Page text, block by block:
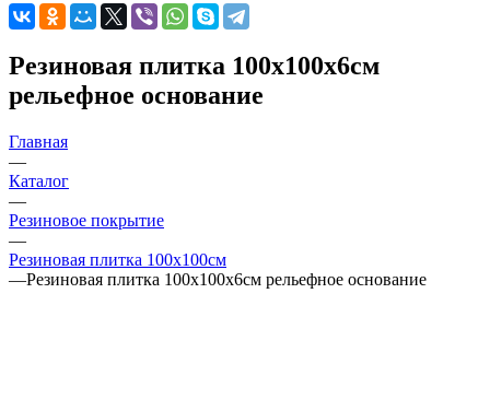
Резиновая плитка 100х100х6см
рельефное основание
Главная
—
Каталог
—
Резиновое покрытие
—
Резиновая плитка 100х100см
—Резиновая плитка 100х100х6см рельефное основание